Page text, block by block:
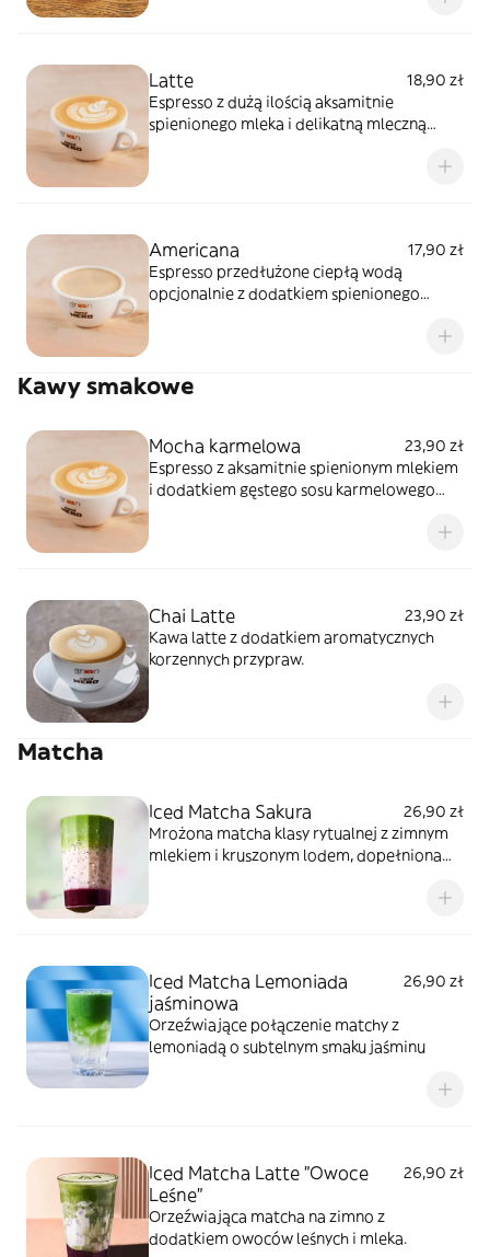
Latte
18,90 zł
Espresso z dużą ilością aksamitnie
spienionego mleka i delikatną mleczną
Americana
17,90 zł
Espresso przedłużone ciepłą wodą
opcjonalnie z dodatkiem spienionego
Kawy smakowe
Mocha karmelowa
23,90 zł
Espresso z aksamitnie spienionym mlekiem
i dodatkiem gęstego sosu karmelowego
Chai Latte
23,90 zł
Kawa latte z dodatkiem aromatycznych
korzennych przypraw.
Matcha
Iced Matcha Sakura
26,90 zł
Mrożona matcha klasy rytualnej z zimnym
mlekiem i kruszonym lodem, dopełniona
Iced Matcha Lemoniada
jaśminowa
26,90 zł
Orzeźwiające połączenie matchy z
lemoniadą o subtelnym smaku jaśminu
Iced Matcha Latte "Owoce
Leśne"
26,90 zł
Orzeźwiająca matcha na zimno z
dodatkiem owoców leśnych i mleka.